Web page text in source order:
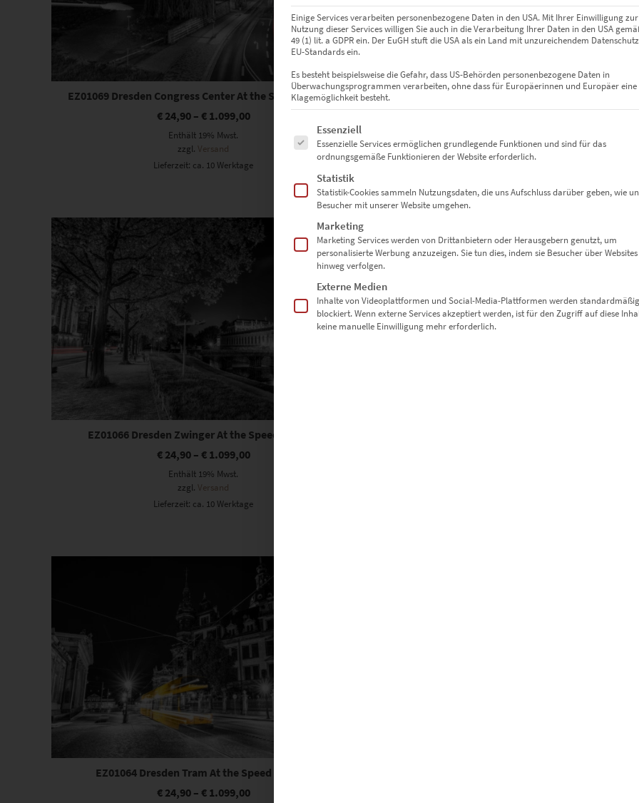
EZ01069 Dresden Congress Center At the Speed of Light
€24,90– €1.099,00
Enthält 19% Mwst.
zzgl.Versand
Lieferzeit: ca. 10 Werktage
EZ01067 Schauspielhaus Dresden At the Speed of
zzgl.Versand
Dieses Produkt weist mehrere Varianten auf. Die Optionen können auf der Produktseite gewählt werden
EZ01066 Dresden Zwinger At the Speed of Light
€24,90– €1.099,00
Enthält 19% Mwst.
zzgl.Versand
Lieferzeit: ca. 10 Werktage
Dieses Produkt weist mehrere Varianten auf. Die Optionen können auf der Produktseite gewählt werden
EZ01064 Dresden Tram At the Speed of Light
€24,90– €1.099,00
Einige Services verarbeiten personenbezogene Daten in den USA. Mit Ihrer Einwilligung zur
Nutzung dieser Services willigen Sie auch in die Verarbeitung Ihrer Daten in den USA
49 (1) lit. a GDPR ein. Der EuGH stuft die USA als ein Land mit unzureichendem
EU-Standards ein.
Es besteht beispielsweise die Gefahr, dass US-Behörden personenbezogene Daten in
Überwachungsprogrammen verarbeiten, ohne dass für Europäerinnen und Europäer eine
Klagemöglichkeit besteht.
Es folgt eine Liste der Service-Gruppen, für die eine Einwilligung
Essenziell
Essenzielle Services ermöglichen grundlegende Funktionen und sind für das
ordnungsgemäße Funktionieren der Website erforderlich.
Statistik
Statistik-Cookies sammeln Nutzungsdaten, die uns Aufschluss darüber geben, wie
Besucher mit unserer Website umgehen.
Marketing
Marketing Services werden von Drittanbietern oder Herausgebern genutzt, um
personalisierte Werbung anzuzeigen. Sie tun dies, indem sie Besucher über Websites
hinweg verfolgen.
Externe Medien
Inhalte von Videoplattformen und Social-Media-Plattformen werden standardmäßig
blockiert. Wenn externe Services akzeptiert werden, ist für den Zugriff auf diese
keine manuelle Einwilligung mehr erforderlich.